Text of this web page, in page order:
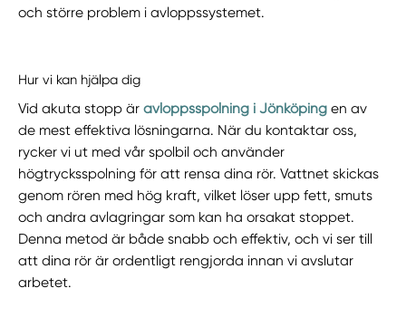
och större problem i avloppssystemet.
Hur vi kan hjälpa dig
Vid akuta stopp äravloppsspolning i Jönköping en av
de mest effektiva lösningarna. När du kontaktar oss,
rycker vi ut med vår spolbil och använder
högtrycksspolning för att rensa dina rör. Vattnet skickas
genom rören med hög kraft, vilket löser upp fett, smuts
och andra avlagringar som kan ha orsakat stoppet.
Denna metod är både snabb och effektiv, och vi ser till
att dina rör är ordentligt rengjorda innan vi avslutar
arbetet.